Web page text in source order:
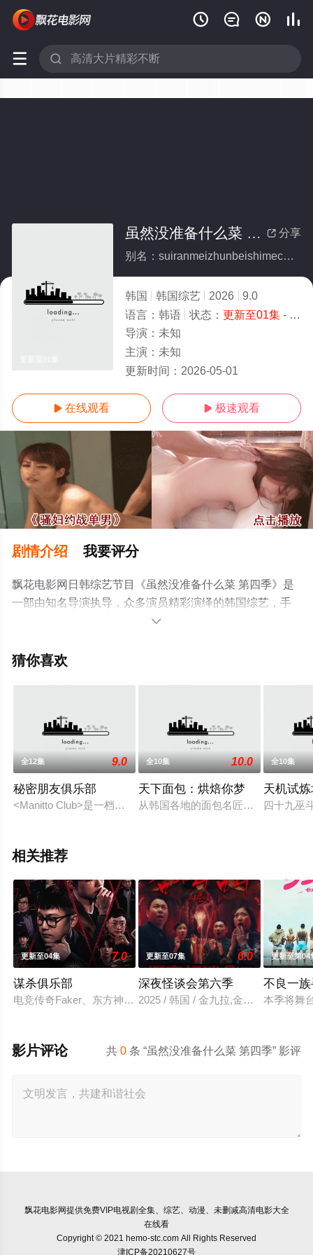
   
 
 分享
虽然没准备什么菜 第四季
别名：suiranmeizhunbeishimecaidisiji
韩国 韩国综艺 2026
9.0
语言： 韩语 状态： 更新至01集- 免费在线观看
导演： 未知
主演： 未知
更新时间： 2026-05-01
 在线观看  极速观看
剧情介绍 我要评分
飘花电影网日韩综艺节目《虽然没准备什么菜 第四季》是
一部由知名导演执导，众多演员精彩演绎的韩国综艺，手
机免费观看高清无删减完整版综艺全集就上飘花影院，更
解。

猜你喜欢
全12集 9.0
秘密朋友俱乐部
<Manitto Club>是一档隐藏身份提供秘密惊喜礼物的真人秀，首
全10集 10.0
天下面包：烘焙你梦
从韩国各地的面包名匠到世界级的烘
全10集
天机试
四十九巫
相关推荐
更新至04集 7.0
谋杀俱乐部
电竞传奇Faker、东方神起的最强昌珉、TXT的杋圭等神级阵容
更新至07集 6.0
深夜怪谈会第六季
2025 / 韩国 / 金九拉,金淑,金浩英
更新至第04
不良一
本季将舞
共0 条 “虽然没准备什么菜 第四季” 影评
影片评论
飘花电影网提供免费VIP电视剧全集、综艺、动漫、未删减高清电影大全
在线看
Copyright © 2021 hemo-stc.com All Rights Reserved
津ICP备20210627号